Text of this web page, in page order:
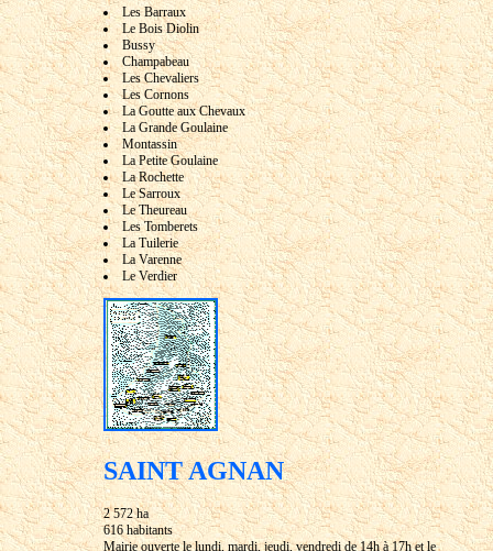
Les Barraux
Le Bois Diolin
Bussy
Champabeau
Les Chevaliers
Les Cornons
La Goutte aux Chevaux
La Grande Goulaine
Montassin
La Petite Goulaine
La Rochette
Le Sarroux
Le Theureau
Les Tomberets
La Tuilerie
La Varenne
Le Verdier
SAINT AGNAN
2 572 ha
616 habitants
Mairie ouverte le lundi, mardi, jeudi, vendredi de 14h à 17h et le